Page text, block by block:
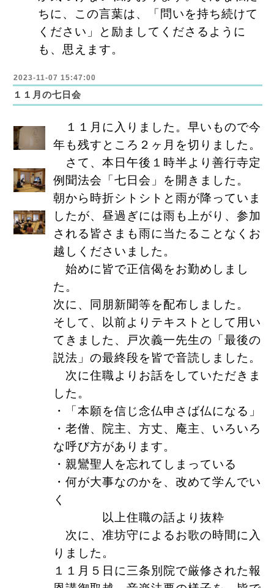
ちに、この言葉は、「問いを持ち続けて
ください」と励ましてくださるように
も、思えます。
2023-11-07 15:47:00
１１月の七日会
１１月に入りました。早いもので今
年も残すところ２ヶ月を切りました。
さて、本日午後１時半より善行寺定
例聞法会「七日会」を開きました。
朝から時折シトシトと雨が降っていま
したが、昼過ぎには雨も上がり、参加
される皆さまも雨に当たることなくお
越しくださいました。
始めに皆で正信偈をお勤めしまし
た。
次に、同朋新聞等を配布しました。
そして、以前よりテキストとして用い
てきました、戸次義一先生の「最後の
説法」の最終段を皆で音読しました。
次に住職よりお話をしていただきま
した。
・「本願を信じ念仏申さば仏になる」
・老僧、院主、方丈、庵主、いろいろ
な呼び方があります。
・親鸞聖人を忘れてしまっている
・何が大事なのかを、改めて学んでい
く
以上住職の話より抜粋
次に、 准坊守によるお歌の時間に入
りました。
１１月５日に三条別院で厳修された報